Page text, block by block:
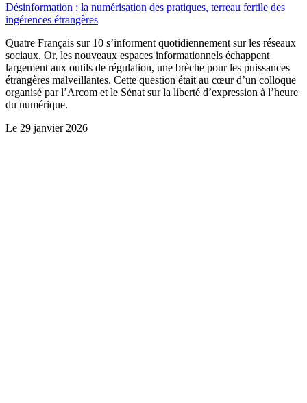
Désinformation : la numérisation des pratiques, terreau fertile des
ingérences étrangères
Quatre Français sur 10 s’informent quotidiennement sur les réseaux
sociaux. Or, les nouveaux espaces informationnels échappent
largement aux outils de régulation, une brèche pour les puissances
étrangères malveillantes. Cette question était au cœur d’un colloque
organisé par l’Arcom et le Sénat sur la liberté d’expression à l’heure
du numérique.
Le 29 janvier 2026